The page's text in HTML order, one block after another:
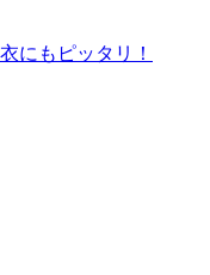
にもピッタリ！